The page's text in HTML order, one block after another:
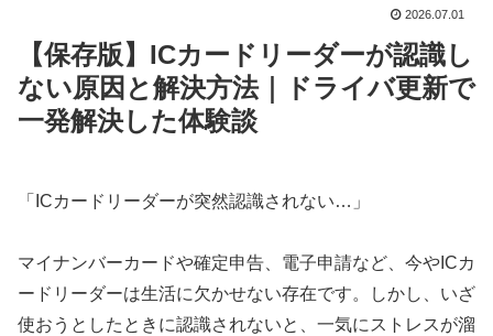
2026.07.01
【保存版】ICカードリーダーが認識し
ない原因と解決方法｜ドライバ更新で
一発解決した体験談
「ICカードリーダーが突然認識されない…」
マイナンバーカードや確定申告、電子申請など、今やICカ
ードリーダーは生活に欠かせない存在です。しかし、いざ
使おうとしたときに認識されないと、一気にストレスが溜